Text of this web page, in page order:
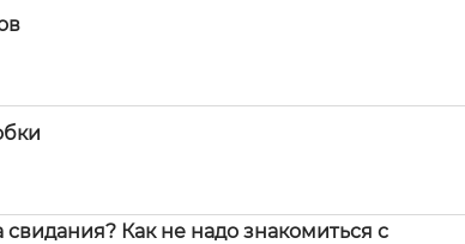
Как не надо знакомиться с